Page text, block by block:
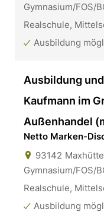
Gymnasium/FOS/
Realschule,
Ausbildung
Ausbildung
Kaufmann im
Außenhandel
Netto Marken-
93142
Gymnasium/FOS/
Realschule,
Ausbildung